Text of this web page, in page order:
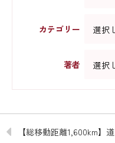
カテゴリー
著者
【総移動距離1,600km】道の駅めぐり ～鳥取・島根編～